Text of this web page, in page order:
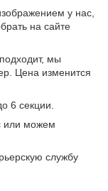
у нас,
на сайте
мы
Цена изменится
6 секции.
или можем
службу